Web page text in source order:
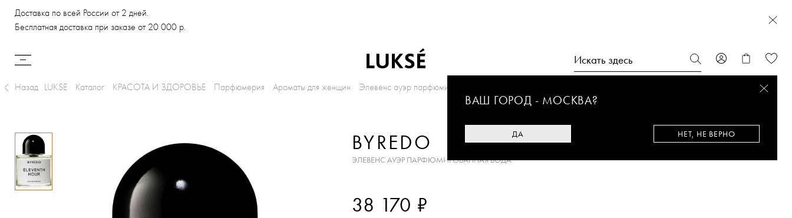
Доставка по всей России от 2 дней.
Бесплатная доставка при заказе от 20 000 р.
ВАШ ГОРОД - МОСКВА?
ДА НЕТ, НЕ ВЕРНО
Назад LUKSE Каталог КРАСОТА И ЗДОРОВЬЕ Парфюмерия Ароматы для женщин Элевенс ауэр парфюмированная вода
BYREDO
ЭЛЕВЕНС АУЭР ПАРФЮМИРОВАННАЯ ВОДА
38 170 ₽